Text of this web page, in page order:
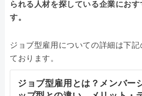
られる人材を探している企業にお
す。
ジョブ型雇用についての詳細は下
ております。
ジョブ型雇用とは？メンバー